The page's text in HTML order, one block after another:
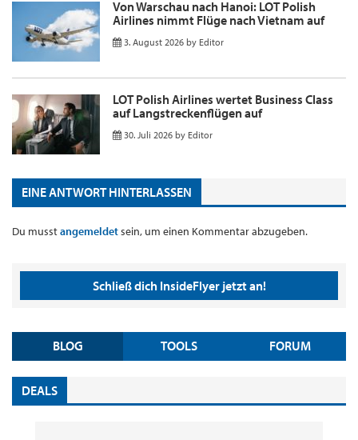
Von Warschau nach Hanoi: LOT Polish
Airlines nimmt Flüge nach Vietnam auf
3. August 2026 by Editor
LOT Polish Airlines wertet Business Class
auf Langstreckenflügen auf
30. Juli 2026 by Editor
EINE ANTWORT HINTERLASSEN
Du musstangemeldetsein, um einen Kommentar abzugeben.
Schließ dich InsideFlyer jetzt an!
BLOG TOOLS FORUM
DEALS